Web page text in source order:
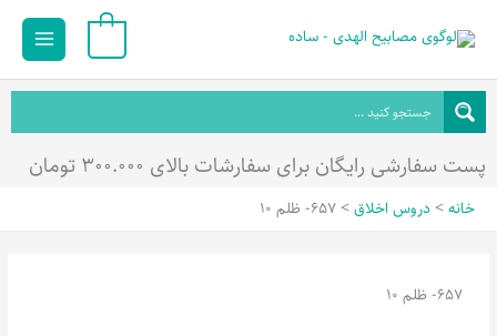
محتوا
Main
پست سفارشی رایگان برای سفارشات بالای ۳۰۰.۰۰۰ تومان
خانه دروس اخلاق 657- ظلم 10
657- ظلم 10